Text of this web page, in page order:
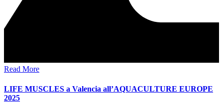
Read More
LIFE MUSCLES a Valencia all’AQUACULTURE EUROPE
2025